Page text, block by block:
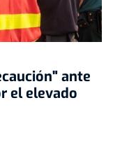
ante
el elevado